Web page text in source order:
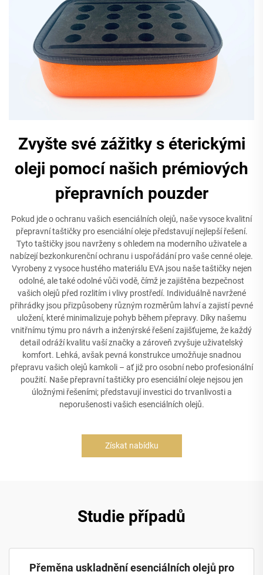
Zvyšte své zážitky s éterickými
oleji pomocí našich prémiových
přepravních pouzder
Pokud jde o ochranu vašich esenciálních olejů, naše vysoce kvalitní
přepravní taštičky pro esenciální oleje představují nejlepší řešení.
Tyto taštičky jsou navrženy s ohledem na moderního uživatele a
nabízejí bezkonkurenční ochranu i uspořádání pro vaše cenné oleje.
Vyrobeny z vysoce hustého materiálu EVA jsou naše taštičky nejen
odolné, ale také odolné vůči vodě, čímž je zajištěna bezpečnost
vašich olejů před rozlitím i vlivy prostředí. Individuálně navržené
přihrádky jsou přizpůsobeny různým rozměrům lahví a zajistí pevné
uložení, které minimalizuje pohyb během přepravy. Díky našemu
vnitřnímu týmu pro návrh a inženýrské řešení zajišťujeme, že každý
detail odráží kvalitu vaší značky a zároveň zvyšuje uživatelský
komfort. Lehká, avšak pevná konstrukce umožňuje snadnou
přepravu vašich olejů kamkoli – ať již pro osobní nebo profesionální
použití. Naše přepravní taštičky pro esenciální oleje nejsou jen
úložnými řešeními; představují investici do trvanlivosti a
neporušenosti vašich esenciálních olejů.
Získat nabídku
Studie případů
Přeměna uskladnění esenciálních olejů pro